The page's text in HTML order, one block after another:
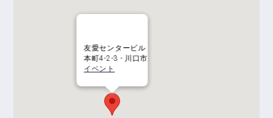
友愛センタービル
本町4-2-3 - 川口市
イベント